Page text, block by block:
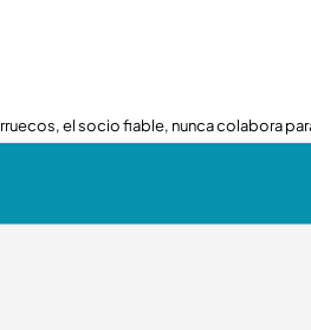
el socio fiable, nunca colabora